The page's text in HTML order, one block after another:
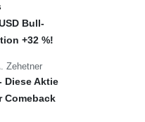
Bull-
+32 %!
Zehetner
Diese Aktie
Comeback